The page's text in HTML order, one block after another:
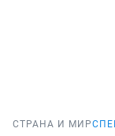
СТРАНА И МИР